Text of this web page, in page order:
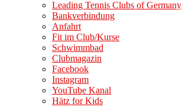
Leading Tennis Clubs of Germany
Bankverbindung
Anfahrt
Fit im Club/Kurse
Schwimmbad
Clubmagazin
Facebook
Instagram
YouTube Kanal
Hätz for Kids